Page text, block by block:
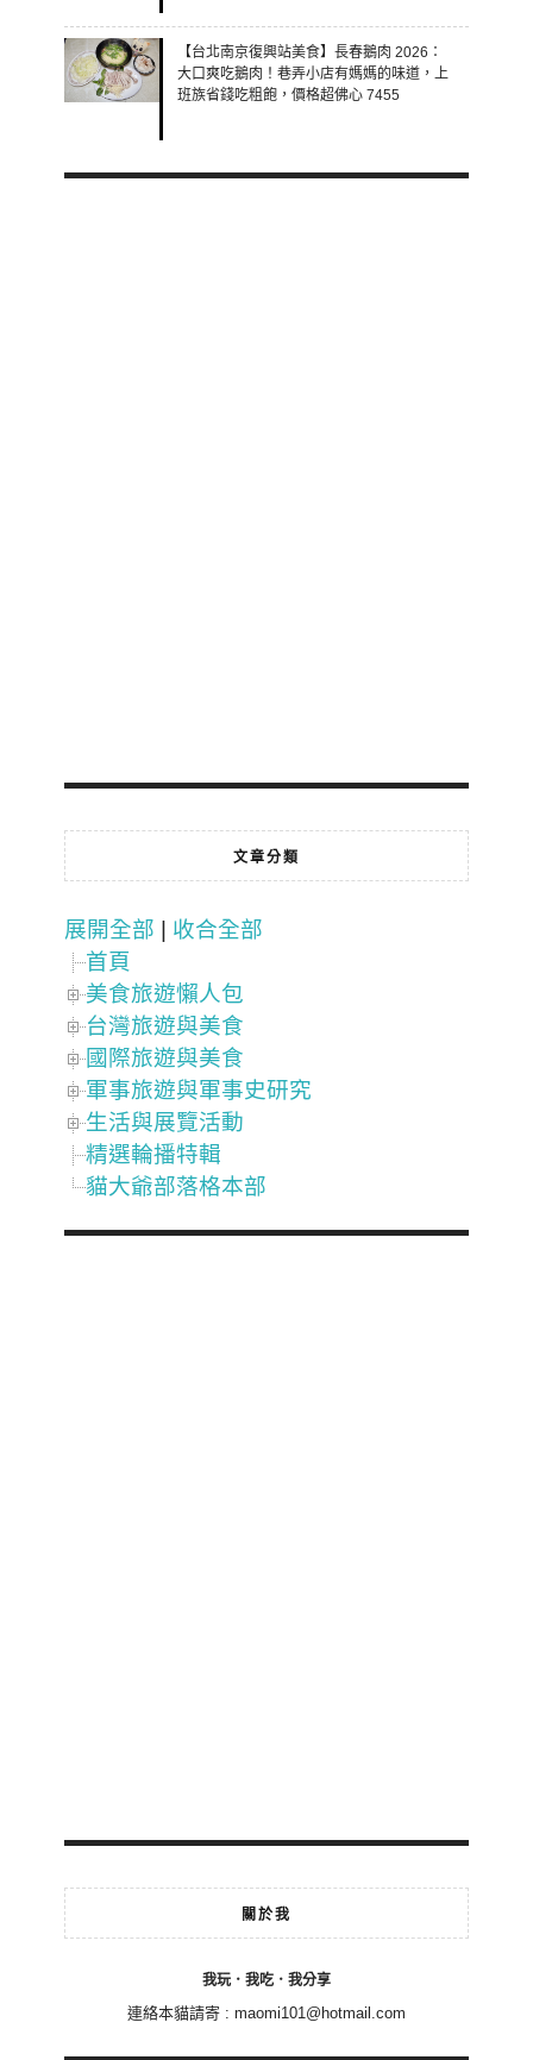
【台北南京復興站美食】長春鵝肉 2026：
大口爽吃鵝肉！巷弄小店有媽媽的味道，上
班族省錢吃粗飽，價格超佛心 7455
文章分類
展開全部
收合全部
首頁
美食旅遊懶人包
台灣旅遊與美食
國際旅遊與美食
軍事旅遊與軍事史研究
生活與展覽活動
精選輪播特輯
貓大爺部落格本部
關於我
我玩．我吃．我分享
連絡本貓請寄 : maomi101@hotmail.com